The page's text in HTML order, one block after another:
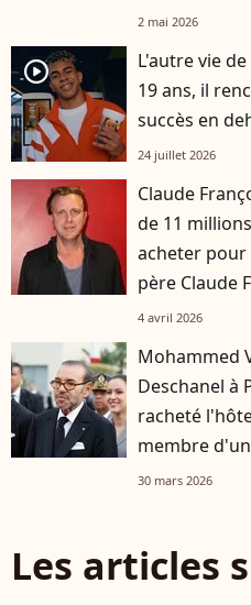
2 mai 2026
player2
L'autre vie
19 ans, il
succès en
24 juillet 2026
Claude
de 11
acheter
père Claude
4 avril 2026
Mohammed
Deschanel à
racheté
membre
30 mars 2026
Les articles